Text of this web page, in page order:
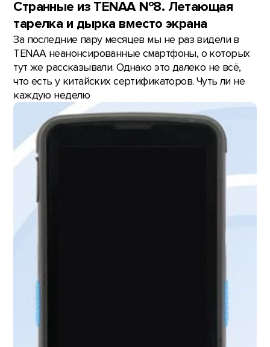
Странные из TENAA №8. Летающая
тарелка и дырка вместо экрана
За последние пару месяцев мы не раз видели в
TENAA неанонсированные смартфоны, о которых
тут же рассказывали. Однако это далеко не всё,
что есть у китайских сертификаторов. Чуть ли не
каждую неделю